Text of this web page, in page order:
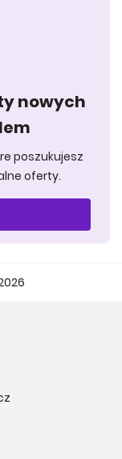
nowych
poszukujesz
oferty.